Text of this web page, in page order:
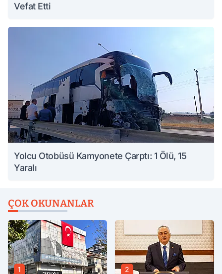
Vefat Etti
Yolcu Otobüsü Kamyonete Çarptı: 1 Ölü, 15
Yaralı
ÇOK OKUNANLAR
1 2